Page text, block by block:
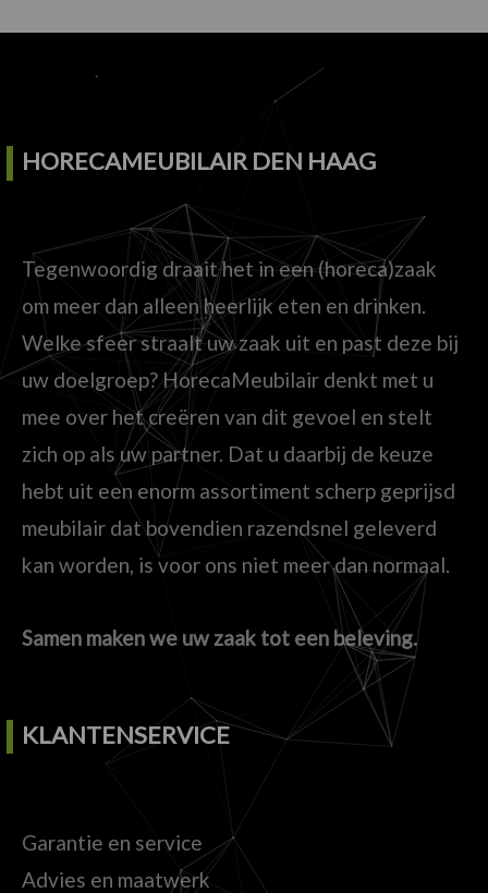
HORECAMEUBILAIR DEN HAAG
Tegenwoordig draait het in een (horeca)zaak
om meer dan alleen heerlijk eten en drinken.
Welke sfeer straalt uw zaak uit en past deze bij
uw doelgroep? HorecaMeubilair denkt met u
mee over het creëren van dit gevoel en stelt
zich op als uw partner. Dat u daarbij de keuze
hebt uit een enorm assortiment scherp geprijsd
meubilair dat bovendien razendsnel geleverd
kan worden, is voor ons niet meer dan normaal.
Samen maken we uw zaak tot een beleving.
KLANTENSERVICE
Garantie en service
Advies en maatwerk